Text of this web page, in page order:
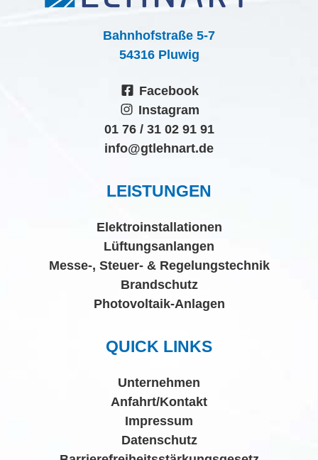
Bahnhofstraße 5-7
54316 Pluwig
Facebook
Instagram
01 76 / 31 02 91 91
info@gtlehnart.de
LEISTUNGEN
Elektroinstallationen
Lüftungsanlangen
Messe-, Steuer- & Regelungstechnik
Brandschutz
Photovoltaik-Anlagen
QUICK LINKS
Unternehmen
Anfahrt/Kontakt
Impressum
Datenschutz